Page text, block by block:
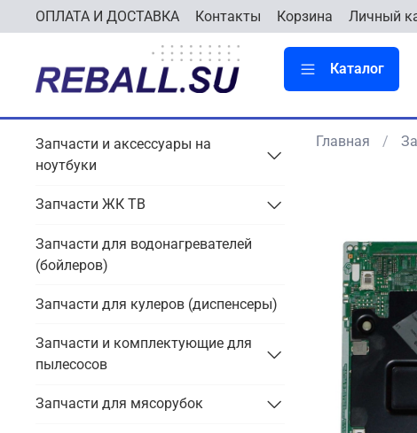
ОПЛАТА И ДОСТАВКА Контакты Корзина Личный
Каталог
Главная
Запчасти и аксессуары на
ноутбуки
Запчасти ЖК ТВ
Запчасти для водонагревателей
(бойлеров)
Запчасти для кулеров (диспенсеры)
Запчасти и комплектующие для
пылесосов
Запчасти для мясорубок